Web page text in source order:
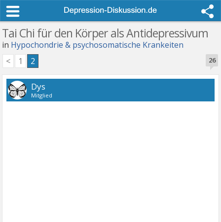
Tai Chi für den Körper als Antidepressivum
in Hypochondrie & psychosomatische Krankeiten
26
< 1 2
Dys
Mitglied